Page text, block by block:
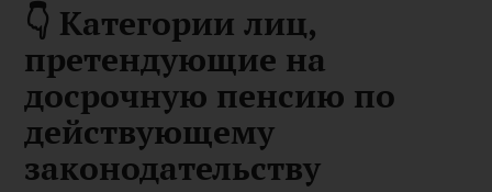
👇 Категории лиц,
претендующие на
досрочную пенсию по
действующему
законодательству